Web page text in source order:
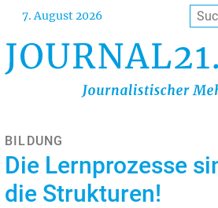
Direkt
Inhalt
7. August 2026
BILDUNG
Die Lernprozesse
die Strukturen!